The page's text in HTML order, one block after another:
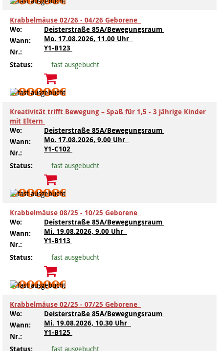
Krabbelmäuse 02/26 - 04/26 Geborene
Wo:
Deisterstraße 85A/Bewegungsraum
Wann:
Mo. 17.08.2026, 11.00 Uhr
Nr.:
Y1-B123
Status:
fast ausgebucht
Kreativität trifft Bewegung – Spaß für 1,5 - 3 jährige Kinder
mit Eltern
Wo:
Deisterstraße 85A/Bewegungsraum
Wann:
Mo. 17.08.2026, 9.00 Uhr
Nr.:
Y1-C102
Status:
fast ausgebucht
Krabbelmäuse 08/25 - 10/25 Geborene
Wo:
Deisterstraße 85A/Bewegungsraum
Wann:
Mi. 19.08.2026, 9.00 Uhr
Nr.:
Y1-B113
Status:
fast ausgebucht
Krabbelmäuse 02/25 - 07/25 Geborene
Wo:
Deisterstraße 85A/Bewegungsraum
Wann:
Mi. 19.08.2026, 10.30 Uhr
Nr.:
Y1-B125
Status:
fast ausgebucht